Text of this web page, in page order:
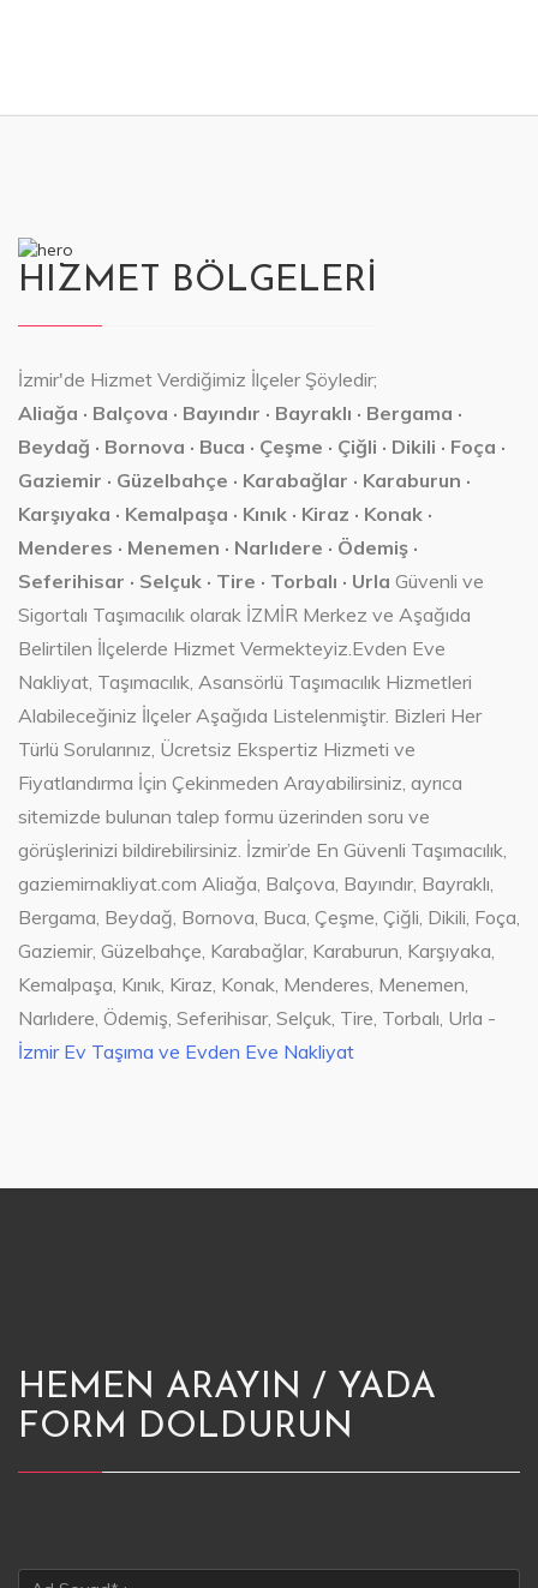
HIZMET BÖLGELERİ
İzmir'de Hizmet Verdiğimiz İlçeler Şöyledir;
Aliağa · Balçova · Bayındır · Bayraklı · Bergama ·
Beydağ · Bornova · Buca · Çeşme · Çiğli · Dikili · Foça ·
Gaziemir · Güzelbahçe · Karabağlar · Karaburun ·
Karşıyaka · Kemalpaşa · Kınık · Kiraz · Konak ·
Menderes · Menemen · Narlıdere · Ödemiş ·
Seferihisar · Selçuk · Tire · Torbalı · Urla Güvenli ve
Sigortalı Taşımacılık olarak İZMİR Merkez ve Aşağıda
Belirtilen İlçelerde Hizmet Vermekteyiz.Evden Eve
Nakliyat, Taşımacılık, Asansörlü Taşımacılık Hizmetleri
Alabileceğiniz İlçeler Aşağıda Listelenmiştir. Bizleri Her
Türlü Sorularınız, Ücretsiz Ekspertiz Hizmeti ve
Fiyatlandırma İçin Çekinmeden Arayabilirsiniz, ayrıca
sitemizde bulunan talep formu üzerinden soru ve
görüşlerinizi bildirebilirsiniz. İzmir’de En Güvenli Taşımacılık,
gaziemirnakliyat.com Aliağa, Balçova, Bayındır, Bayraklı,
Bergama, Beydağ, Bornova, Buca, Çeşme, Çiğli, Dikili, Foça,
Gaziemir, Güzelbahçe, Karabağlar, Karaburun, Karşıyaka,
Kemalpaşa, Kınık, Kiraz, Konak, Menderes, Menemen,
Narlıdere, Ödemiş, Seferihisar, Selçuk, Tire, Torbalı, Urla -
İzmir Ev Taşıma ve Evden Eve Nakliyat
HEMEN ARAYIN / YADA
FORM DOLDURUN